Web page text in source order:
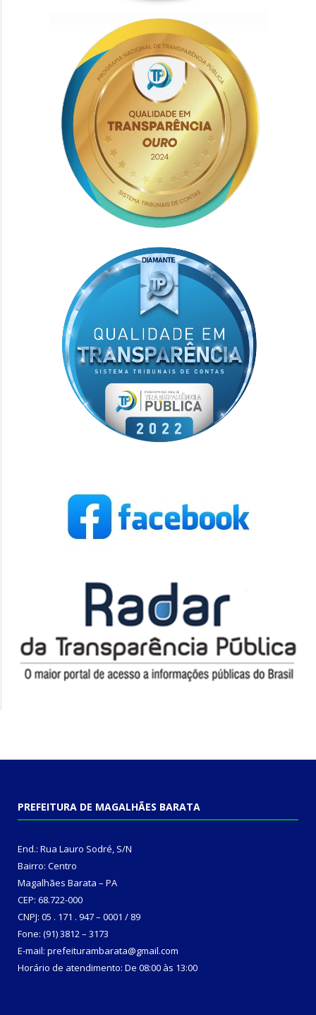
PREFEITURA DE MAGALHÃES BARATA
End.: Rua Lauro Sodré, S/N
Bairro: Centro
Magalhães Barata – PA
CEP: 68.722-000
CNPJ: 05 . 171 . 947 – 0001 / 89
Fone: (91) 3812 – 3173
E-mail: prefeiturambarata@gmail.com
Horário de atendimento: De 08:00 às 13:00